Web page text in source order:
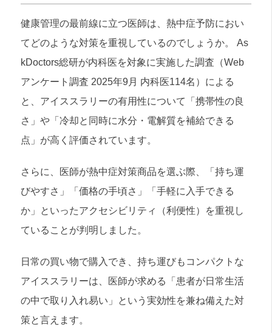
健康管理の最前線に立つ医師は、熱中症予防におい
てどのような対策を重視しているのでしょうか。 As
kDoctors総研が内科医を対象に実施した調査（Web
アンケート調査 2025年9月 内科医114名）による
と、アイススラリーの有用性について「携帯性の良
さ」や「冷却と同時に水分・電解質を補給できる
点」が高く評価されています。
さらに、医師が熱中症対策商品を選ぶ際、「持ち運
びやすさ」「価格の手頃さ」「手軽に入手できる
か」といったアクセシビリティ（利便性）を重視し
ていることが判明しました。
日常の買い物で購入でき、持ち運びもコンパクトな
アイススラリーは、医師が求める「患者が日常生活
の中で取り入れ易い」という実効性を兼ね備えた対
策と言えます。